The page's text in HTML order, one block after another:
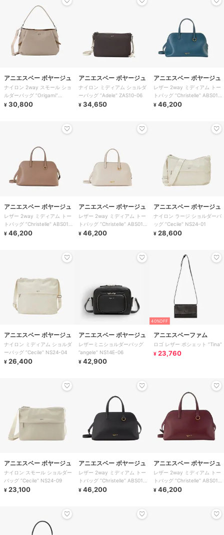
アニエスベー ボヤージュ
ナイロン 2way スモール ショ
ルダーバッグ ”Origami”
ABS07-01
¥ 30,800
アニエスベー ボヤージュ
ナイロン ミディアム ショルダ
ーバッグ ”Adele” ZAS10-06
¥ 34,650
アニエスベー ボヤージュ
レザー 2way ミディアム トー
トバッグ ”Christelle” ABS01-
05
¥ 46,200
アニエスベー ボヤージュ
レザー 2way ミディアム トー
トバッグ ”Christelle” ABS01-
05
¥ 46,200
アニエスベー ボヤージュ
レザー 2way ミディアム トー
トバッグ ”Christelle” ABS01-
05
¥ 46,200
アニエスベー ボヤージュ
ナイロン ラージ ショルダーバ
ッグ ”Cecile” NS24-01
¥ 28,600
アニエスベー ボヤージュ
ナイロン ミディアム ショルダ
ーバッグ ”Cecile” NS24-04
¥ 26,400
アニエスベー ボヤージュ
レザーミニショルダーバッグ
”angele” NS14E-06
¥ 42,900
40%OFF
アニエスベーファム
ロゴ レザー ポシェット ”Tina”
¥ 23,760
アニエスベー ボヤージュ
ナイロン スモール ショルダー
バッグ ”Cecile” NS24-09
¥ 23,100
アニエスベー ボヤージュ
レザー 2way ミディアム トー
トバッグ ”Christelle” ABS01-
05
¥ 46,200
アニエスベー ボヤージュ
レザー 2way ミディアム トー
トバッグ ”Christelle” ABS01-
05
¥ 46,200